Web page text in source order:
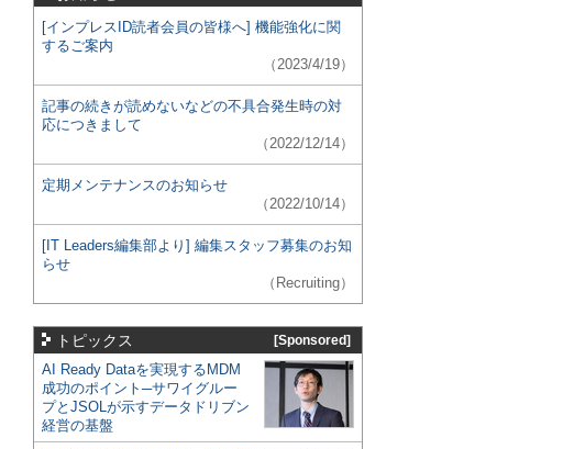
[インプレスID読者会員の皆様へ] 機能強化に関
するご案内
（2023/4/19）
記事の続きが読めないなどの不具合発生時の対
応につきまして
（2022/12/14）
定期メンテナンスのお知らせ
（2022/10/14）
[IT Leaders編集部より] 編集スタッフ募集のお知
らせ
（Recruiting）
トピックス [Sponsored]
AI Ready Dataを実現するMDM
成功のポイント─サワイグルー
プとJSOLが示すデータドリブン
経営の基盤